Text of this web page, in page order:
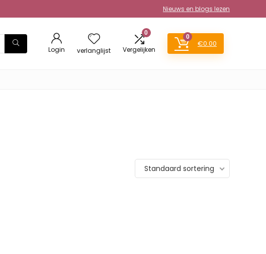
Nieuws en blogs lezen
Login verlanglijst
0
Vergelijken
0
€0.00
Standaard sortering